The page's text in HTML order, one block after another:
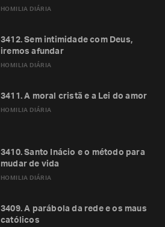
HOMILIA DIÁRIA
HOMILIA DIÁRIA
3412. Sem intimidade com Deus,
iremos afundar
HOMILIA DIÁRIA
3411. A moral cristã e a Lei do amor
HOMILIA DIÁRIA
3410. Santo Inácio e o método para
mudar de vida
3409. A parábola da rede e os maus
católicos